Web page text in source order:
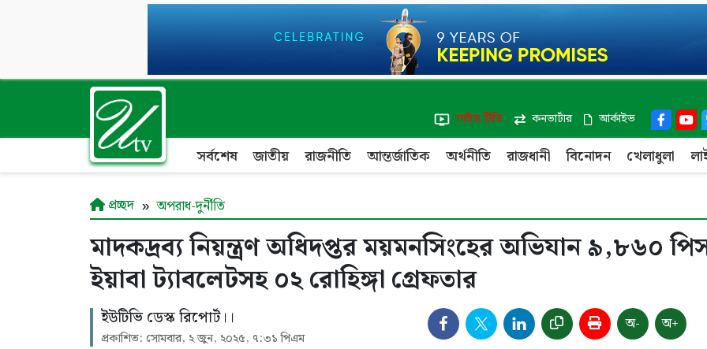
লাইভ টিভি
কনভার্টার আর্কাইভ
সর্বশেষ জাতীয় রাজনীতি আন্তর্জাতিক অর্থনীতি রাজধানী বিনোদন খেলাধুলা
প্রচ্ছদ অপরাধ-দুর্নীতি
মাদকদ্রব্য নিয়ন্ত্রণ অধিদপ্তর ময়মনসিংহের অভিযান ৯,৮৬০
ইয়াবা ট্যাবলেটসহ ০২ রোহিঙ্গা গ্রেফতার
ইউটিভি ডেস্ক রিপোর্ট।।
প্রকাশিত: সোমবার, ২ জুন, ২০২৫, ৭:৩১ পিএম
অ- অ+